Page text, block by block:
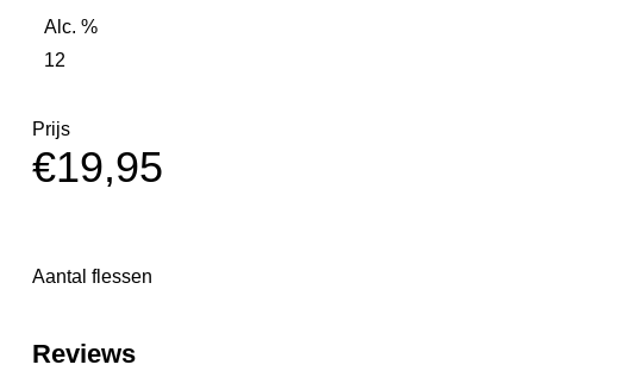
Alc. %
12
Prijs
€19,95
Aantal flessen
Reviews